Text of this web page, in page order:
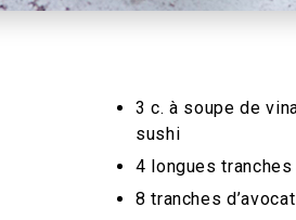
3 c. à soupe de
sushi
4 longues
8 tranches